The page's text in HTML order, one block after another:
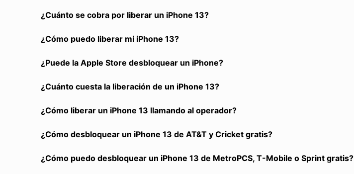
¿Cuánto se cobra por liberar un iPhone 13?
¿Cómo puedo liberar mi iPhone 13?
¿Puede la Apple Store desbloquear un iPhone?
¿Cuánto cuesta la liberación de un iPhone 13?
¿Cómo liberar un iPhone 13 llamando al operador?
¿Cómo desbloquear un iPhone 13 de AT&T y Cricket gratis?
¿Cómo puedo desbloquear un iPhone 13 de MetroPCS, T-Mobile o Sprint gratis?